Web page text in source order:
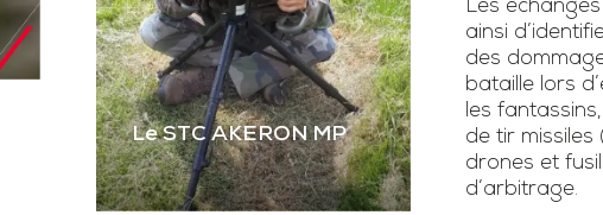
Le STC AKERON MP
Les
ainsi
des
bataille lors
les
de tir missiles
drones et
d’arbitrage.